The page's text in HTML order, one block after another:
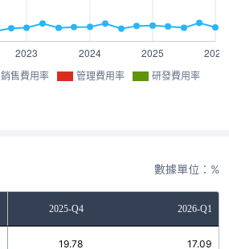
銷售費用率 管理費用率 研發費用率
數據單位：%
2025-Q4 2026-Q1
19.78 17.09